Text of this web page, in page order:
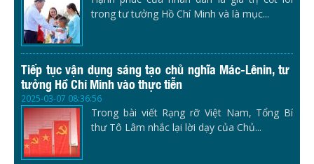
trong tư tưởng Hồ Chí Minh và là mục...
Tiếp tục vận dụng sáng tạo chủ nghĩa Mác-Lênin, tư
tưởng Hồ Chí Minh vào thực tiễn
2025-03-07 08:36:56
Trong bài viết Rạng rỡ Việt Nam, Tổng Bí
thư Tô Lâm nhắc lại lời dạy của Chủ...